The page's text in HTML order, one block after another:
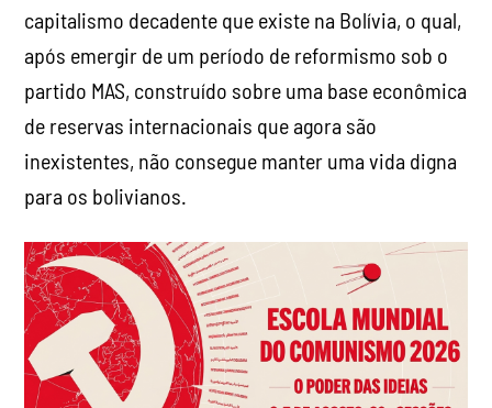
capitalismo decadente que existe na Bolívia, o qual,
após emergir de um período de reformismo sob o
partido MAS, construído sobre uma base econômica
de reservas internacionais que agora são
inexistentes, não consegue manter uma vida digna
para os bolivianos.